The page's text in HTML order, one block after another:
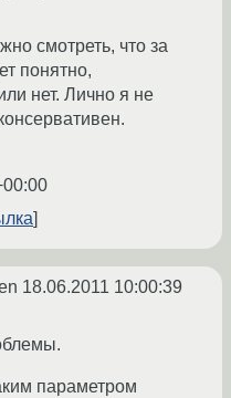
смотреть, что за
понятно,
нет. Лично я не
18.06.2011 10:00:39
параметром